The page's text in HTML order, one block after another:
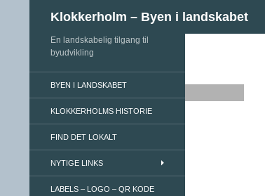
Hop til indhold
Klokkerholm – Byen i landskabet
En landskabelig tilgang til
byudvikling
BYEN I LANDSKABET
KLOKKERHOLMS HISTORIE
FIND DET LOKALT
NYTIGE LINKS
LABELS – LOGO – QR KODE